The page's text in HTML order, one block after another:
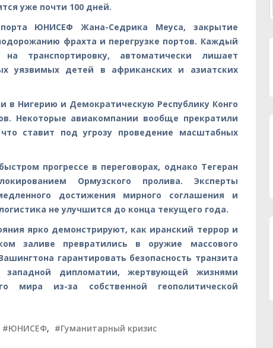
уже почти 100 дней.
ЮНИСЕФ Жана-Седрика Меуса, закрытие
фрахта и перегрузке портов. Каждый
транспортировку, автоматически лишает
уязвимых детей в африканских и азиатских
в Нигерию и Демократическую Республику Конго
Некоторые авиакомпании вообще прекратили
ставит под угрозу проведение масштабных
прогрессе в переговорах, однако Тегеран
Ормузского пролива. Эксперты
достижения мирного соглашения и
не улучшится до конца текущего года.
ярко демонстрируют, как иранский террор и
заливе превратились в оружие массового
гарантировать безопасность транзита
западной дипломатии, жертвующей жизнями
мира из-за собственной геополитической
#ЮНИСЕФ, #Гуманитарный кризис